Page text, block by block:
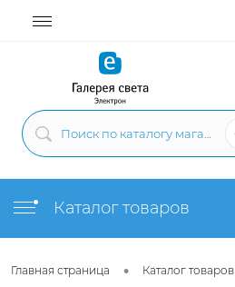
Каталог товаров
Главная страница • Каталог товаров